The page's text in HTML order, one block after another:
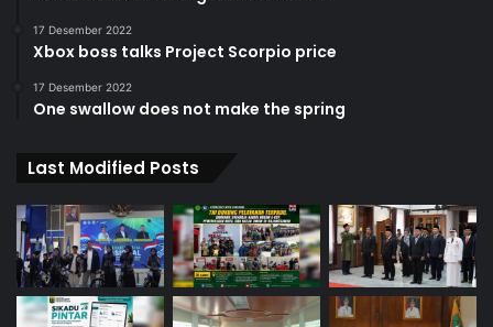
17 Desember 2022
Xbox boss talks Project Scorpio price
17 Desember 2022
One swallow does not make the spring
Last Modified Posts